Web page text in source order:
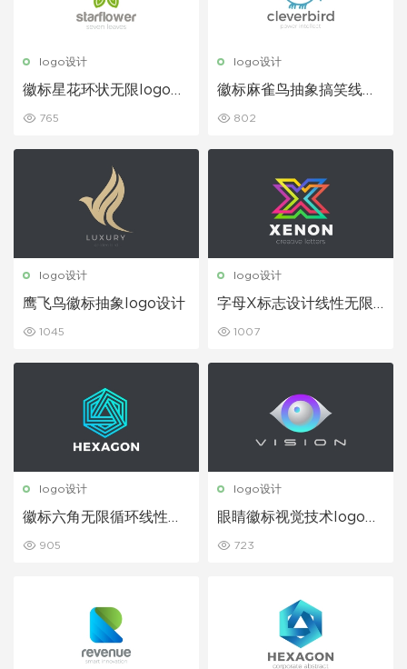
logo设计
徽标星花环状无限logo设
765
logo设计
徽标麻雀鸟抽象搞笑线性
802
logo设计
鹰飞鸟徽标抽象logo设计
1045
logo设计
字母X标志设计线性无限l
1007
logo设计
徽标六角无限循环线性技
905
logo设计
眼睛徽标视觉技术logo设
723